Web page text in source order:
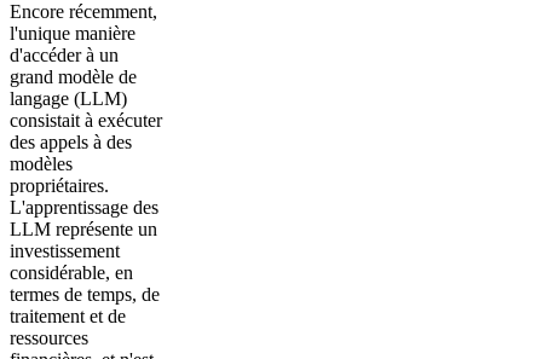
Encore récemment,
l'unique manière
d'accéder à un
grand modèle de
langage (LLM)
consistait à exécuter
des appels à des
modèles
propriétaires.
L'apprentissage des
LLM représente un
investissement
considérable, en
termes de temps, de
traitement et de
ressources